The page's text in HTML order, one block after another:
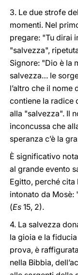
3. Le due strofe
momenti. Nel
pregare: "Tu dirai
"salvezza",
Signore: "Dio è la
salvezza… le
l’altro che il nome
contiene la radice
alla "salvezza". Il
inconcussa che
speranza c’è la
È significativo
al grande evento
Egitto, perché
intonato da Mosè:
(Es 15, 2).
4. La salvezza
la gioia e la
prova, è
nella Bibbia,